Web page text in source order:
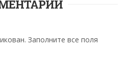
Заполните все поля